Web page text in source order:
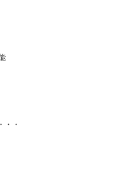
・・